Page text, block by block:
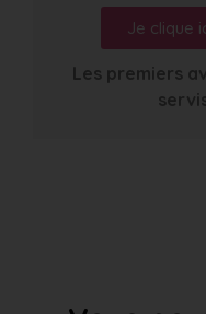
Je clique
Les premiers